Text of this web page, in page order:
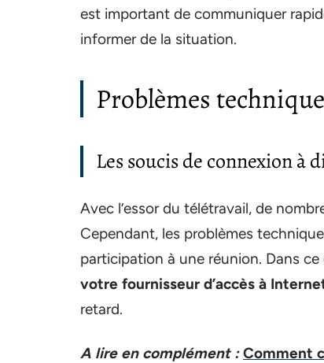
est important de communiquer
informer de la situation.
Problèmes
Les soucis de connexion à
Avec l’essor du télétravail, de
Cependant, les problèmes
participation à une réunion. Dans ce
votre fournisseur d’accès à
retard.
A lire en complément : Comment